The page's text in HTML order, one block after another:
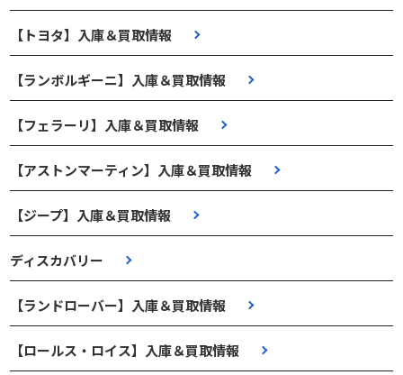
【トヨタ】入庫＆買取情報
【ランボルギーニ】入庫＆買取情報
【フェラーリ】入庫＆買取情報
【アストンマーティン】入庫＆買取情報
【ジープ】入庫＆買取情報
ディスカバリー
【ランドローバー】入庫＆買取情報
【ロールス・ロイス】入庫＆買取情報